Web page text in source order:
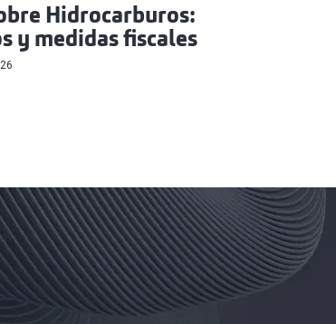
Hidrocarburos:
y medidas fiscales